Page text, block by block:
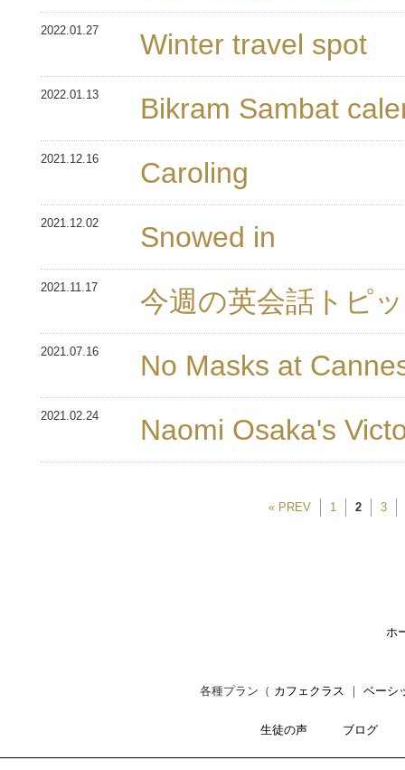
2022.01.27 Winter travel spot
2022.01.13 Bikram Sambat
2021.12.16 Caroling
2021.12.02 Snowed in
2021.11.17 今週の英会話トピ
2021.07.16 No Masks at
2021.02.24 Naomi Osaka's
« PREV 1 2 3
ホ
各種プラン（ カフェクラス ｜ ベーシ
生徒の声 ブログ